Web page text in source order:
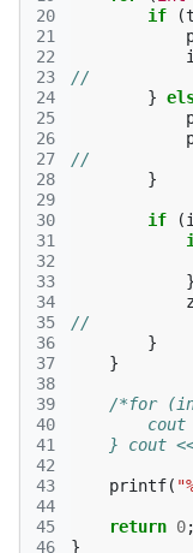
20
21
22
23
24
25
26
27
28
29
30
31
32
33
34
35
36
37
38
39
40
41
42
43
44
45
46
if
(
i
//
}
//
}
if (i
}
//
}
}
/*for
cout
} cout
printf(
return 0;
}